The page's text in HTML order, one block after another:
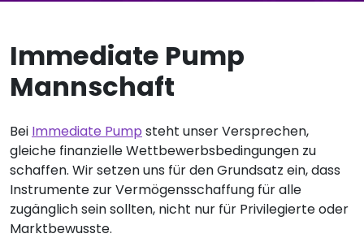
Immediate Pump
Mannschaft
Bei Immediate Pump steht unser Versprechen,
gleiche finanzielle Wettbewerbsbedingungen zu
schaffen. Wir setzen uns für den Grundsatz ein, dass
Instrumente zur Vermögensschaffung für alle
zugänglich sein sollten, nicht nur für Privilegierte oder
Marktbewusste.